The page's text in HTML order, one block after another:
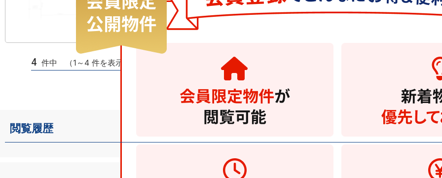
土地
112.83m2
お気に入りに追加
4 件中 （1～4 件を表示）
閲覧履歴